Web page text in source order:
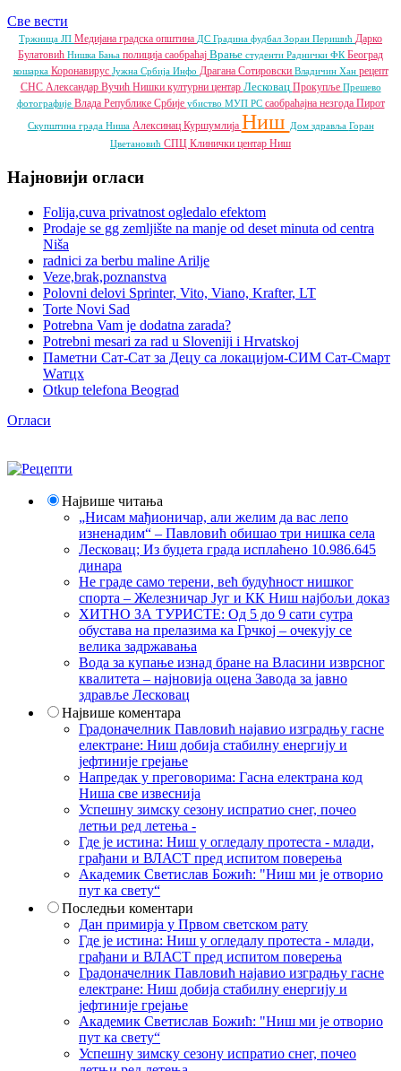
Све вести
Тржница ЈП Медијана градска општина ДС Градина фудбал Зоран Перишић Дарко
Булатовић Нишка Бања полиција саобраћај Врање студенти Раднички ФК Београд
кошарка Коронавирус Јужна Србија Инфо Драгана Сотировски Владичин Хан рецепт
СНС Александар Вучић Нишки културни центар Лесковац Прокупље Прешево
фотографије Влада Републике Србије убиство МУП РС саобраћајна незгода Пирот
Скупштина града Ниша Алексинац Куршумлија Ниш Дом здравља Горан
Цветановић СПЦ Клинички центар Ниш
Најновији огласи
Folija,cuva privatnost ogledalo efektom
Prodaje se gg zemljište na manje od deset minuta od centra
Niša
radnici za berbu maline Arilje
Veze,brak,poznanstva
Polovni delovi Sprinter, Vito, Viano, Krafter, LT
Torte Novi Sad
Potrebna Vam je dodatna zarada?
Potrebni mesari za rad u Sloveniji i Hrvatskoj
Паметни Сат-Сат за Децу са локацијом-СИМ Сат-Смарт
Wатцх
Otkup telefona Beograd
Огласи
Највише читања
„Нисам мађионичар, али желим да вас лепо
изненадим“ – Павловић обишао три нишка села
Лесковац; Из буџета града исплаћено 10.986.645
динара
Не граде само терени, већ будућност нишког
спорта – Железничар Југ и КК Ниш најбољи доказ
ХИТНО ЗА ТУРИСТЕ: Од 5 до 9 сати сутра
обустава на прелазима ка Грчкој – очекују се
велика задржавања
Вода за купање изнад бране на Власини изврсног
квалитета – најновија оцена Завода за јавно
здравље Лесковац
Највише коментара
Градоначелник Павловић најавио изградњу гасне
електране: Ниш добија стабилну енергију и
јефтиније грејање
Напредак у преговорима: Гасна електрана код
Ниша све извеснија
Успешну зимску сезону испратио снег, почео
летњи ред летења -
Где је истина: Ниш у огледалу протеста - млади,
грађани и ВЛАСТ пред испитом поверења
Академик Светислав Божић: "Ниш ми је отворио
пут ка свету“
Последњи коментари
Дан примирја у Првом светском рату
Где је истина: Ниш у огледалу протеста - млади,
грађани и ВЛАСТ пред испитом поверења
Градоначелник Павловић најавио изградњу гасне
електране: Ниш добија стабилну енергију и
јефтиније грејање
Академик Светислав Божић: "Ниш ми је отворио
пут ка свету“
Успешну зимску сезону испратио снег, почео